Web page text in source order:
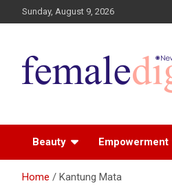
Sunday, August 9, 2026
Beauty Empowerment
Home Kantung Mata